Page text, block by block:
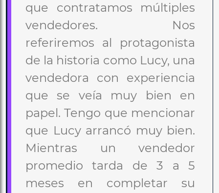
que contratamos múltiples
vendedores. Nos
referiremos al protagonista
de la historia como Lucy, una
vendedora con experiencia
que se veía muy bien en
papel. Tengo que mencionar
que Lucy arrancó muy bien.
Mientras un vendedor
promedio tarda de 3 a 5
meses en completar su